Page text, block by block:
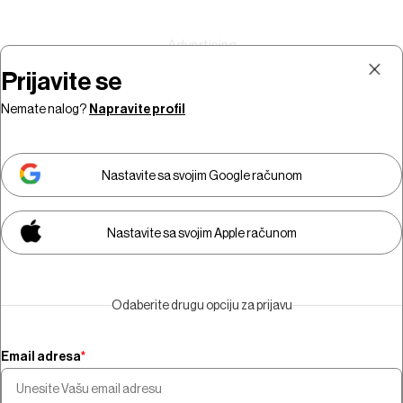
Morate biti pretplatnik da biste
gledali video sadržaj.
Pretplatite se
Prijavite se
Nemate nalog? Napravite profil
Nastavite sa svojim Google računom
Nastavite sa svojim Apple računom
Odaberite drugu opciju za prijavu
Email adresa*